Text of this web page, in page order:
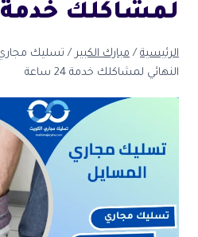
لمشاكلك خدمة 24 ساعة
الرئيسية / مبارك الكبير /
النهائي لمشاكلك خدمة 24 ساعة